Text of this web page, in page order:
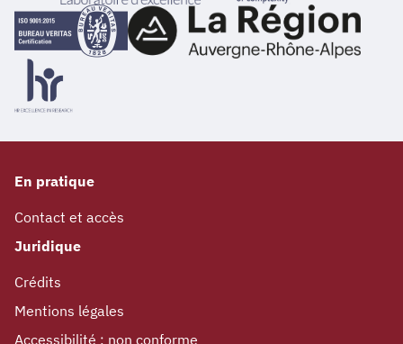
En pratique
Contact et accès
Juridique
Crédits
Mentions légales
Accessibilité : non conforme